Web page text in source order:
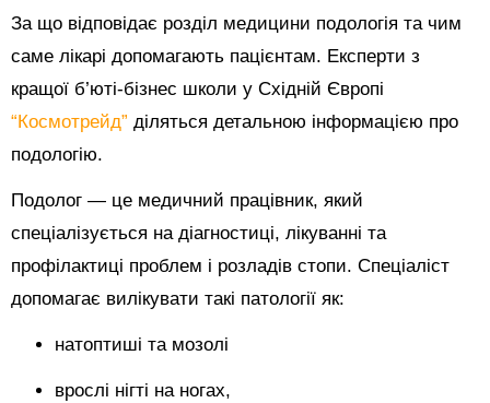
За що відповідає розділ медицини подологія та чим
саме лікарі допомагають пацієнтам. Експерти з
кращої б’юті-бізнес школи у Східній Європі
“Космотрейд” діляться детальною інформацією про
подологію.
Подолог — це медичний працівник, який
спеціалізується на діагностиці, лікуванні та
профілактиці проблем і розладів стопи. Спеціаліст
допомагає вилікувати такі патології як:
натоптиші та мозолі
врослі нігті на ногах,